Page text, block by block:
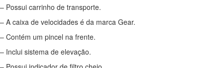
– Possui carrinho de transporte.
– A caixa de velocidades é da marca Gear.
– Contém um pincel na frente.
– Inclui sistema de elevação.